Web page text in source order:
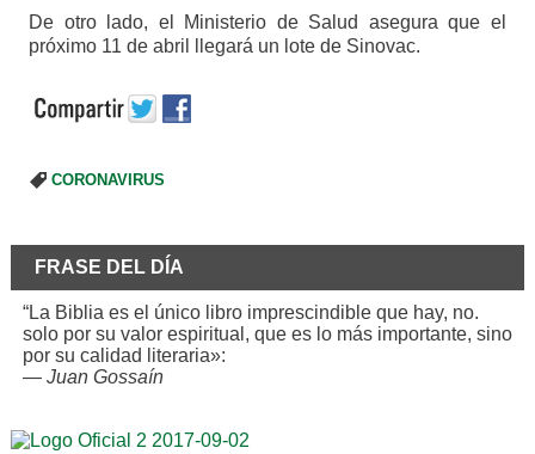
De otro lado, el Ministerio de Salud asegura que el
próximo 11 de abril llegará un lote de Sinovac.
CORONAVIRUS
FRASE DEL DÍA
“La Biblia es el único libro imprescindible que hay, no.
solo por su valor espiritual, que es lo más importante, sino
por su calidad literaria»:
— Juan Gossaín